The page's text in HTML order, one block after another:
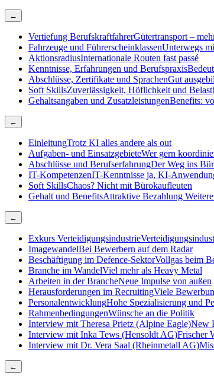
←
Vertiefung BerufskraftfahrerGütertransport –
Fahrzeuge und FührerscheinklassenUnterwegs
AktionsradiusInternationale Routen fast passé
Kenntnisse, Erfahrungen und Berufspraxis
Abschlüsse, Zertifikate und SprachenGut
Soft SkillsZuverlässigkeit, Höflichkeit und
Gehaltsangaben und ZusatzleistungenBenefits:
←
EinleitungTrotz KI alles andere als out
Aufgaben- und EinsatzgebieteWer gern
Abschlüsse und BerufserfahrungDer Weg ins
IT-KompetenzenIT-Kenntnisse ja, KI-
Soft SkillsChaos? Nicht mit Bürokaufleuten
Gehalt und BenefitsAttraktive Bezahlung
←
Exkurs Verteidigungsindustrie
ImagewandelBei Bewerbern auf dem Radar
Beschäftigung im Defence-SektorVollgas beim
Branche im WandelViel mehr als Heavy Metal
Arbeiten in der BrancheNeue Impulse von außen
Herausforderungen im RecruitingViele
PersonalentwicklungHohe Spezialisierung und
RahmenbedingungenWünsche an die Politik
Interview mit Theresa Prietz (Alpine Eagle)New
Interview mit Inka Tews (Hensoldt AG)Frischer
Interview mit Dr. Vera Saal (Rheinmetall AG)
←